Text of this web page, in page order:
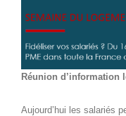
Réunion d’information
Aujourd’hui les salariés